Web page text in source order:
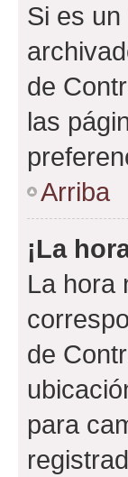
Si es
de
las
Arriba
¡La
La hora
de
para